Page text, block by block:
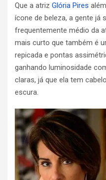
Que a atriz Glória Pires
ícone de beleza, a gente já
frequentemente médio da
mais curto que também é
repicada e pontas
ganhando luminosidade
claras, já que ela tem
escura.